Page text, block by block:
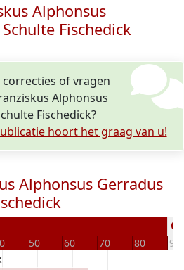
Alphonsus
Fischedick
of vragen
Alphonsus
Fischedick?
hoort het graag van u!
Alphonsus Gerradus
50 60 70 80 90